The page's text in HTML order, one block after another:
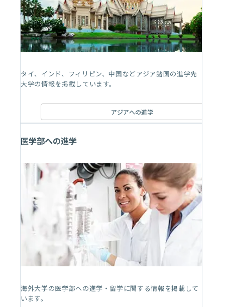
タイ、インド、フィリピン、中国などアジア諸国の進学先
大学の情報を掲載しています。
アジアへの進学
医学部への進学
海外大学の医学部への進学・留学に関する情報を掲載して
います。